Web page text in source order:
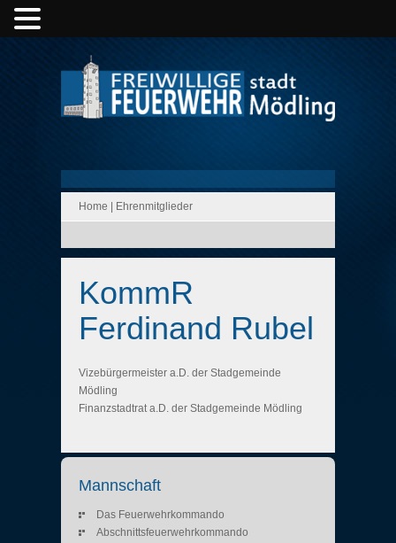
Home Ehrenmitglieder
KommR
Ferdinand Rubel
Vizebürgermeister a.D. der Stadgemeinde
Mödling
Finanzstadtrat a.D. der Stadgemeinde Mödling
Mannschaft
Das Feuerwehrkommando
Abschnittsfeuerwehrkommando